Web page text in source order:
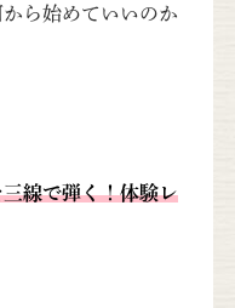
ら始めていいのか
線で弾く！体験レ